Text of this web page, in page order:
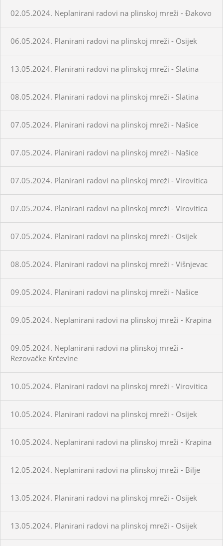
02.05.2024. Neplanirani radovi na plinskoj mreži - Đakovo
06.05.2024. Planirani radovi na plinskoj mreži - Osijek
13.05.2024. Planirani radovi na plinskoj mreži - Slatina
08.05.2024. Planirani radovi na plinskoj mreži - Slatina
07.05.2024. Planirani radovi na plinskoj mreži - Našice
07.05.2024. Planirani radovi na plinskoj mreži - Našice
07.05.2024. Planirani radovi na plinskoj mreži - Virovitica
07.05.2024. Planirani radovi na plinskoj mreži - Virovitica
07.05.2024. Planirani radovi na plinskoj mreži - Osijek
08.05.2024. Planirani radovi na plinskoj mreži - Višnjevac
09.05.2024. Planirani radovi na plinskoj mreži - Našice
09.05.2024. Neplanirani radovi na plinskoj mreži - Krapina
09.05.2024. Neplanirani radovi na plinskoj mreži -
Rezovačke Krčevine
10.05.2024. Planirani radovi na plinskoj mreži - Virovitica
10.05.2024. Planirani radovi na plinskoj mreži - Osijek
10.05.2024. Neplanirani radovi na plinskoj mreži - Krapina
12.05.2024. Neplanirani radovi na plinskoj mreži - Bilje
13.05.2024. Planirani radovi na plinskoj mreži - Osijek
13.05.2024. Planirani radovi na plinskoj mreži - Osijek